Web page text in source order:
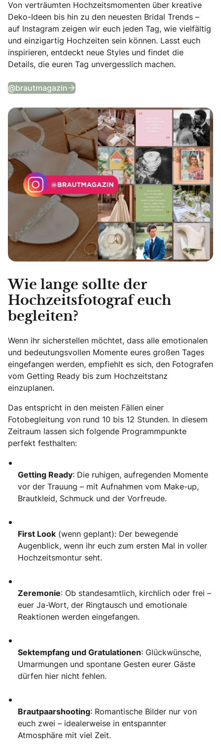
Von verträumten Hochzeitsmomenten über kreative
Deko-Ideen bis hin zu den neuesten Bridal Trends –
auf Instagram zeigen wir euch jeden Tag, wie vielfältig
und einzigartig Hochzeiten sein können. Lasst euch
inspirieren, entdeckt neue Styles und findet die
Details, die euren Tag unvergesslich machen.
@brautmagazin Tägliche Wedding Vibes auf Instagram
Wie lange sollte der
Hochzeitsfotograf euch
begleiten?
Wenn ihr sicherstellen möchtet, dass alle emotionalen
und bedeutungsvollen Momente eures großen Tages
eingefangen werden, empfiehlt es sich, den Fotografen
vom Getting Ready bis zum Hochzeitstanz
einzuplanen.
Das entspricht in den meisten Fällen einer
Fotobegleitung von rund 10 bis 12 Stunden. In diesem
Zeitraum lassen sich folgende Programmpunkte
perfekt festhalten:
Getting Ready: Die ruhigen, aufregenden Momente
vor der Trauung – mit Aufnahmen vom Make-up,
Brautkleid, Schmuck und der Vorfreude.
First Look (wenn geplant): Der bewegende
Augenblick, wenn ihr euch zum ersten Mal in voller
Hochzeitsmontur seht.
Zeremonie: Ob standesamtlich, kirchlich oder frei –
euer Ja-Wort, der Ringtausch und emotionale
Reaktionen werden eingefangen.
Sektempfang und Gratulationen: Glückwünsche,
Umarmungen und spontane Gesten eurer Gäste
dürfen hier nicht fehlen.
Brautpaarshooting: Romantische Bilder nur von
euch zwei – idealerweise in entspannter
Atmosphäre mit viel Zeit.